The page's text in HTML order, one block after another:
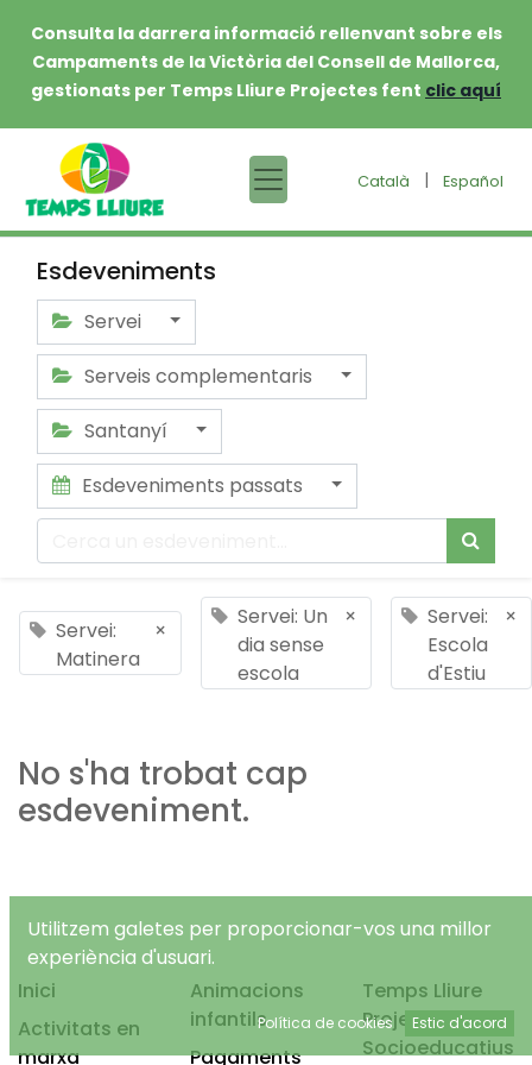
Consulta la darrera informació rellenvant sobre els
Campaments de la Victòria del Consell de Mallorca,
gestionats per Temps Lliure Projectes fent clic aquí
Català | Español
Esdeveniments
Servei
Serveis complementaris
Santanyí
Esdeveniments passats
Servei:
Matinera
×
Servei: Un
dia sense
escola
×
Servei:
Escola
d'Estiu
×
No s'ha trobat cap
esdeveniment.
Inici
Activitats en
marxa
Animacions
infantils
Pagaments
Temps Lliure
Projectes
Socioeducatius
Utilitzem galetes per proporcionar-vos una millor
experiència d'usuari.
Política de cookies Estic d'acord